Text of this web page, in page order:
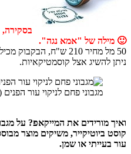
בסקירה,
🙂 מילה של "אמא נגה".
50 מל מחיר 210 ש"ח, הבקבוק מכיל 50 מ"ל קרם.
ניתן להשיג אצל קוסמטיקאיות.
מגבוני פחם לניקוי עור
ואיך מורידים את המייקאפ? על
עור בעייתי או שמן.